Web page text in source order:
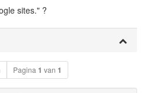
sites." ?
Pagina1 van 1